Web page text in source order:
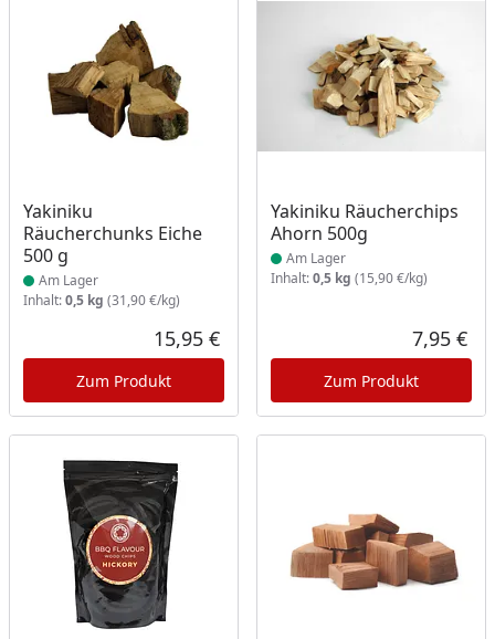
Yakiniku
Räucherchunks Eiche
500 g
Produkt am Lager
Am Lager
Inhalt:0,5 kg (31,90 €/kg)
Aktueller Preis
15,95 €
Zum Produkt
Yakiniku Räucherchips
Ahorn 500g
Produkt am Lager
Am Lager
Inhalt:0,5 kg (15,90 €/kg)
7,95 €
Zum Produkt